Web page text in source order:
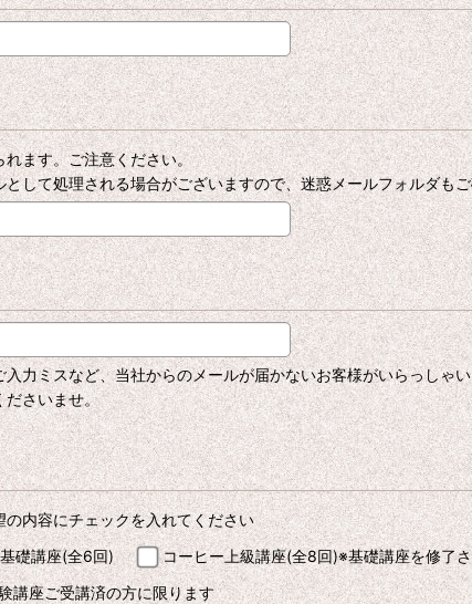
ます。ご注意ください。
して処理される場合がございますので、迷惑メールフォルダも
力ミスなど、当社からのメールが届かないお客様がいらっしゃ
ださいませ。
内容にチェックを入れてください
礎講座(全6回) コーヒー上級講座(全8回)※基礎講座を修了
講座ご受講済の方に限ります